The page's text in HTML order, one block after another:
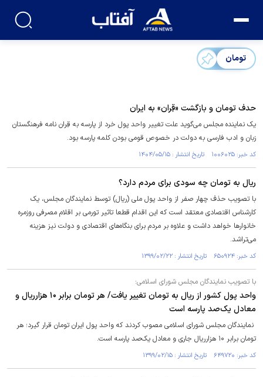
تومان
حدف تومان و بازگشت «قِران» به ایران
یک نماینده مجلس می‌گوید علت تغییر واحد پول خرد از پارسه به قِران نامه فرهنگستان
زبان و ادب فارسی به دولت در خصوص قومی بودن کلمه پارسه بود.
کد خبر: ۱۰۰۶۰۲۵ تاریخ انتشار : ۱۴۰۴/۰۵/۱۵
ریال به تومان چه سودی برای مردم دارد؟
با تصویب حذف چهار صفر از واحد پول ملی (ریال) توسط نمایندگان مجلس، یک
کارشناس اقتصادی معتقد است که این اقدام قطعا تاثیر تورمی بر اقلام مصرفی روزمره
خانوارها خواهد داشت و علاوه بر مردم برای بنگاه‌های اقتصادی و دولت نیز هزینه
می‌تراشد.
کد خبر: ۶۵۰۹۲۴ تاریخ انتشار : ۱۳۹۹/۰۲/۲۲
با تصویب نمایندگان مجلس شورای اسلامی؛
واحد پول کشور از ریال به تومان تغییر یافت/ هر تومان برابر ۱۰ هزارریال و
معادل یک‌صد پارسه است
نمایندگان مجلس شورای اسلامی مصوب کردند که واحد پول ایران تومان قرار گیرد؛ هر
تومان برابر ۱۰ هزارریال جاری و معادل یک‌صد پارسه است.
کد خبر: ۶۴۹۷۲۰ تاریخ انتشار : ۱۳۹۹/۰۲/۱۵